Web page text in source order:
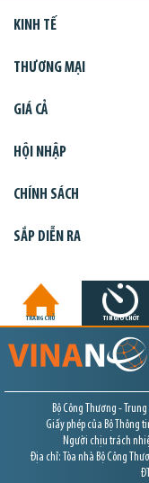
KINH TẾ
THƯƠNG MẠI
GIÁ CẢ
HỘI NHẬP
CHÍNH SÁCH
SẮP DIỄN RA
TRANG CHỦ TIN GIỜ CHÓT
Bộ Công Thương -
Giấy phép của Bộ Thông
Người chịu trách
Địa chỉ: Tòa nhà Bộ Công